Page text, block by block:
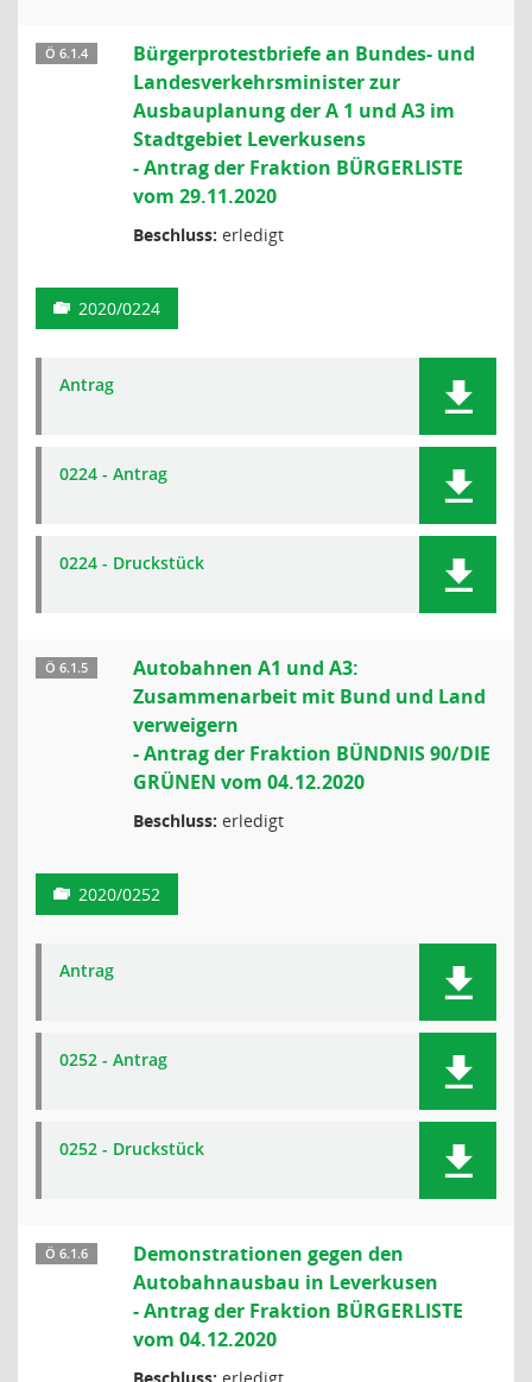
Ö 6.1.4
Bürgerprotestbriefe an Bundes- und
Landesverkehrsminister zur
Ausbauplanung der A 1 und A3 im
Stadtgebiet Leverkusens
- Antrag der Fraktion BÜRGERLISTE
vom 29.11.2020
Beschluss: erledigt
2020/0224
Antrag
0224 - Antrag
0224 - Druckstück
Ö 6.1.5
Autobahnen A1 und A3:
Zusammenarbeit mit Bund und Land
verweigern
- Antrag der Fraktion BÜNDNIS 90/DIE
GRÜNEN vom 04.12.2020
Beschluss: erledigt
2020/0252
Antrag
0252 - Antrag
0252 - Druckstück
Ö 6.1.6
Demonstrationen gegen den
Autobahnausbau in Leverkusen
- Antrag der Fraktion BÜRGERLISTE
vom 04.12.2020